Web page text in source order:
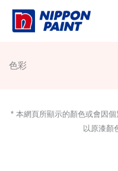
Skip
色彩
* 本網頁所顯示的顏色或會因
以原漆顏